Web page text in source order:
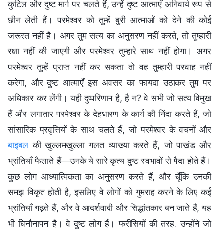
कुटिल और दुष्ट मार्ग पर चलते हैं, उन्हें दुष्ट आत्माएँ अनिवार्य रूप से
छीन लेती हैं। परमेश्वर को तुम्हें बुरी आत्माओं को देने की कोई
जरूरत नहीं है। अगर तुम सत्य का अनुसरण नहीं करते, तो तुम्हारी
रक्षा नहीं की जाएगी और परमेश्वर तुम्हारे साथ नहीं होगा। अगर
परमेश्वर तुम्हें प्राप्त नहीं कर सकता तो वह तुम्हारी परवाह नहीं
करेगा, और दुष्ट आत्माएँ इस अवसर का फायदा उठाकर तुम पर
अधिकार कर लेंगी। यही दुष्परिणाम है, है न? वे सभी जो सत्य विमुख
हैं और लगातार परमेश्वर के देहधारण के कार्य की निंदा करते हैं, जो
सांसारिक प्रवृत्तियों के साथ चलते हैं, जो परमेश्वर के वचनों और
बाइबल की खुल्लमखुल्ला गलत व्याख्या करते हैं, जो पाखंड और
भ्रांतियाँ फैलाते हैं—उनके ये सारे कृत्य दुष्ट स्वभावों से पैदा होते हैं।
कुछ लोग आध्यात्मिकता का अनुसरण करते हैं, और चूँकि उनकी
समझ विकृत होती है, इसलिए वे लोगों को गुमराह करने के लिए कई
भ्रांतियाँ गढ़ते हैं, और वे आदर्शवादी और सिद्धांतकार बन जाते हैं, यह
भी घिनौनापन है। वे दुष्ट लोग हैं। फरीसियों की तरह, उन्होंने जो